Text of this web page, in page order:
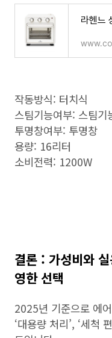
작동방식: 터치식
스팀기능여부: 스팀기
투명창여부: 투명창
용량: 16리터
소비전력: 1200W
결론 : 가성비와
영한 선택
2025년 기준으로 에
‘대용량 처리’, ‘세척